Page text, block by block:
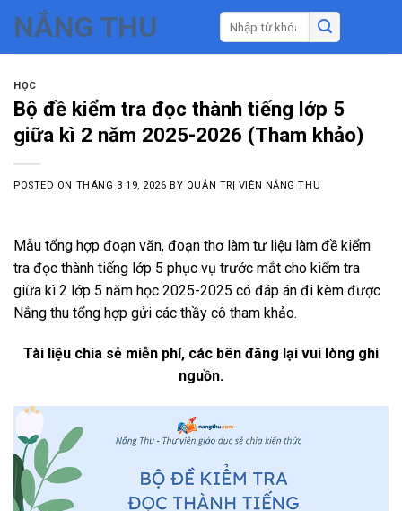
content
NẮNG THU
HỌC
Bộ đề kiểm tra đọc thành tiếng lớp 5
giữa kì 2 năm 2025-2026 (Tham khảo)
POSTED ON THÁNG 3 19, 2026 BY QUẢN TRỊ VIÊN NẮNG THU
Mẫu tổng hợp đoạn văn, đoạn thơ làm tư liệu làm đề kiểm
tra đọc thành tiếng lớp 5 phục vụ trước mắt cho kiểm tra
giữa kì 2 lớp 5 năm học 2025-2025 có đáp án đi kèm được
Nắng thu tổng hợp gửi các thầy cô tham khảo.
Tài liệu chia sẻ miễn phí, các bên đăng lại vui lòng ghi
nguồn.